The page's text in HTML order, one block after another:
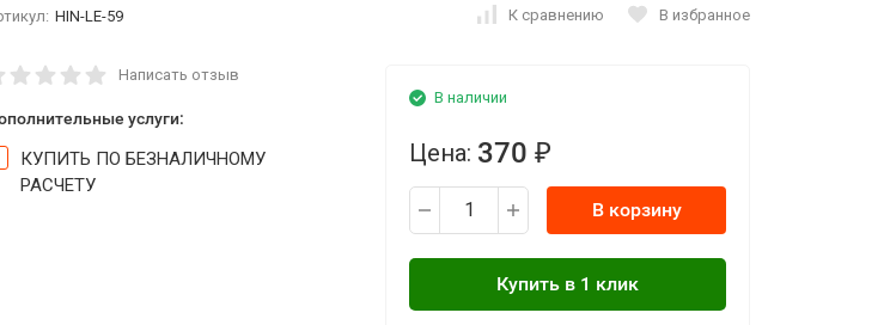
HIN-LE-59 К сравнению В избранное
Написать отзыв
услуги:
КУПИТЬ ПО БЕЗНАЛИЧНОМУ
РАСЧЕТУ
В наличии
Цена: 370 ₽
В корзину